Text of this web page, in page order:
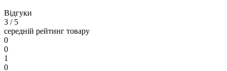
Відгуки
3 / 5
середній рейтинг товару
0
0
1
0